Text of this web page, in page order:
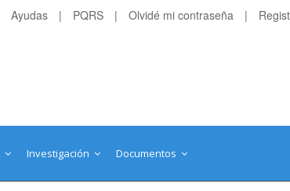
Ayudas | PQRS | Olvidé mi contraseña |
Investigación Documentos